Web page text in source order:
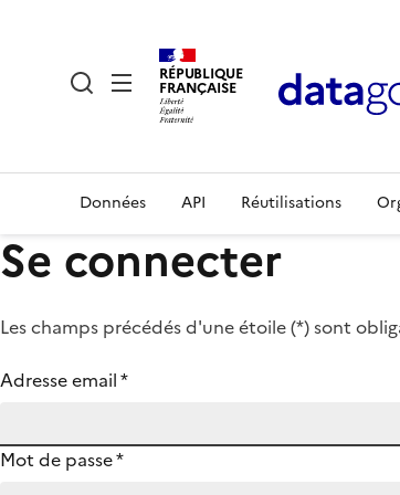
RÉPUBLIQUE
FRANÇAISE
Données API Réutilisations
Se connecter
Les champs précédés d'une étoile (*) sont
Adresse email*
Mot de passe*